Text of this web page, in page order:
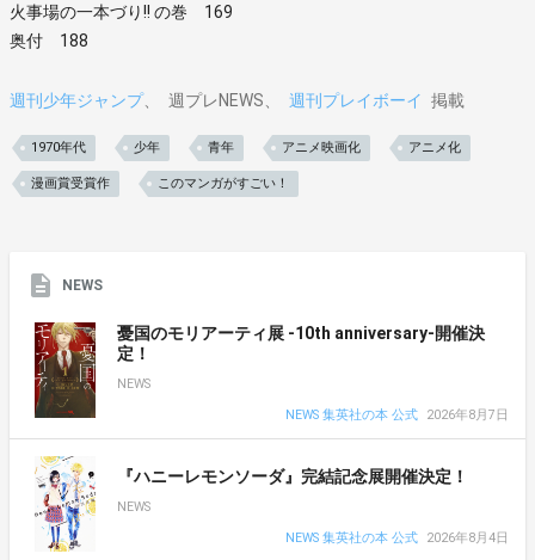
火事場の一本づり!! の巻 169
奥付 188
週刊少年ジャンプ 週プレNEWS 週刊プレイボーイ 掲載
1970年代 少年 青年 アニメ映画化 アニメ化
漫画賞受賞作 このマンガがすごい！
NEWS
憂国のモリアーティ展 -10th anniversary-開催決
定！
NEWS
NEWS 集英社の本 公式
2026年8月7日
『ハニーレモンソーダ』完結記念展開催決定！
NEWS
NEWS 集英社の本 公式
2026年8月4日